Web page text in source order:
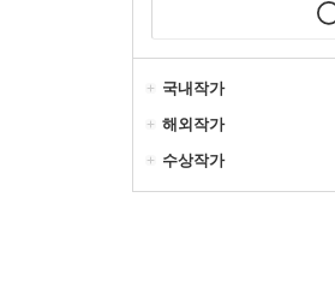
국내작가
해외작가
수상작가